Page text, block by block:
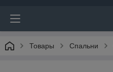
Товары Спальни